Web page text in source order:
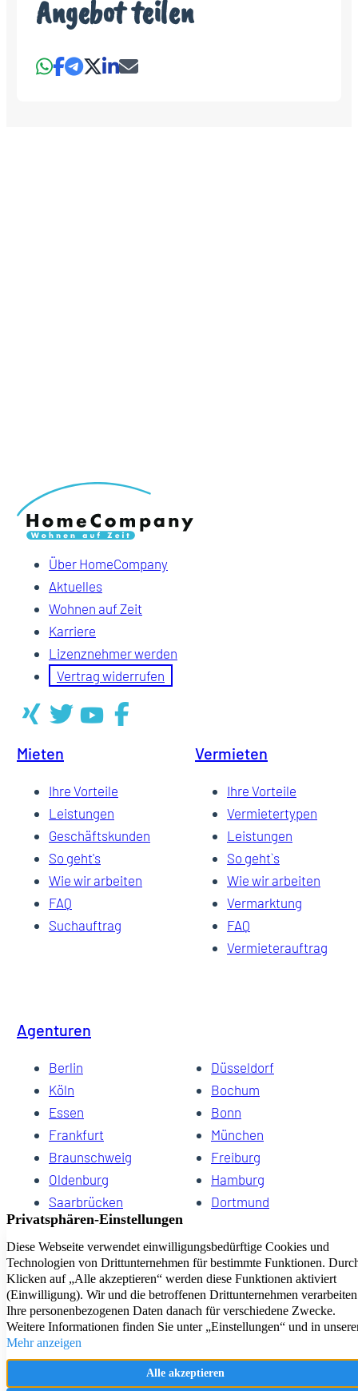
Angebot teilen
Über HomeCompany
Aktuelles
Wohnen auf Zeit
Karriere
Lizenznehmer werden
Vertrag widerrufen
Mieten
Ihre Vorteile
Leistungen
Geschäftskunden
So geht's
Wie wir arbeiten
FAQ
Suchauftrag
Vermieten
Ihre Vorteile
Vermietertypen
Leistungen
So geht`s
Wie wir arbeiten
Vermarktung
FAQ
Vermieterauftrag
Agenturen
Berlin
Düsseldorf
Köln
Bochum
Essen
Bonn
Frankfurt
München
Braunschweig
Freiburg
Oldenburg
Hamburg
Saarbrücken
Dortmund
Hannover
Dresden
Kiel
Wuppertal
Bremen
HomeCompany eG Ihre Agenturen für Wohnen auf Zeit